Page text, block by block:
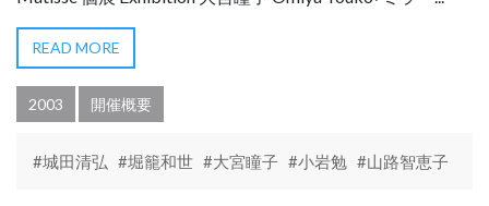
READ MORE
2003 開催概要
#城田清弘 #堀籠和世 #大宮瞳子 #小岩勉 #山路智恵子